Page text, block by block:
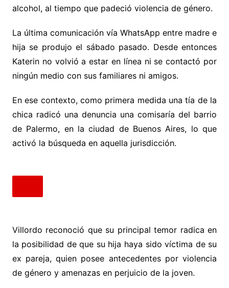
alcohol, al tiempo que padeció violencia de género.
La última comunicación vía WhatsApp entre madre e
hija se produjo el sábado pasado. Desde entonces
Katerin no volvió a estar en línea ni se contactó por
ningún medio con sus familiares ni amigos.
En ese contexto, como primera medida una tía de la
chica radicó una denuncia una comisaría del barrio
de Palermo, en la ciudad de Buenos Aires, lo que
activó la búsqueda en aquella jurisdicción.
Villordo reconoció que su principal temor radica en
la posibilidad de que su hija haya sido víctima de su
ex pareja, quien posee antecedentes por violencia
de género y amenazas en perjuicio de la joven.